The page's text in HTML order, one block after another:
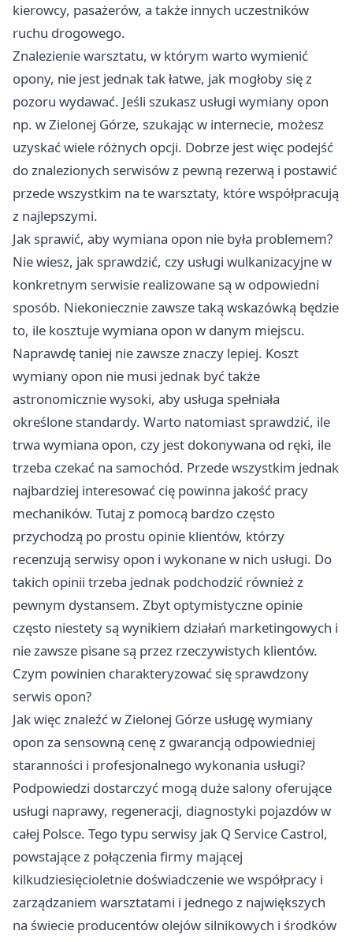
kierowcy, pasażerów, a także innych uczestników
ruchu drogowego.
Znalezienie warsztatu, w którym warto wymienić
opony, nie jest jednak tak łatwe, jak mogłoby się z
pozoru wydawać. Jeśli szukasz usługi wymiany opon
np. w Zielonej Górze, szukając w internecie, możesz
uzyskać wiele różnych opcji. Dobrze jest więc podejść
do znalezionych serwisów z pewną rezerwą i postawić
przede wszystkim na te warsztaty, które współpracują
z najlepszymi.
Jak sprawić, aby wymiana opon nie była problemem?
Nie wiesz, jak sprawdzić, czy usługi wulkanizacyjne w
konkretnym serwisie realizowane są w odpowiedni
sposób. Niekoniecznie zawsze taką wskazówką będzie
to, ile kosztuje wymiana opon w danym miejscu.
Naprawdę taniej nie zawsze znaczy lepiej. Koszt
wymiany opon nie musi jednak być także
astronomicznie wysoki, aby usługa spełniała
określone standardy. Warto natomiast sprawdzić, ile
trwa wymiana opon, czy jest dokonywana od ręki, ile
trzeba czekać na samochód. Przede wszystkim jednak
najbardziej interesować cię powinna jakość pracy
mechaników. Tutaj z pomocą bardzo często
przychodzą po prostu opinie klientów, którzy
recenzują serwisy opon i wykonane w nich usługi. Do
takich opinii trzeba jednak podchodzić również z
pewnym dystansem. Zbyt optymistyczne opinie
często niestety są wynikiem działań marketingowych i
nie zawsze pisane są przez rzeczywistych klientów.
Czym powinien charakteryzować się sprawdzony
serwis opon?
Jak więc znaleźć w Zielonej Górze usługę wymiany
opon za sensowną cenę z gwarancją odpowiedniej
staranności i profesjonalnego wykonania usługi?
Podpowiedzi dostarczyć mogą duże salony oferujące
usługi naprawy, regeneracji, diagnostyki pojazdów w
całej Polsce. Tego typu serwisy jak Q Service Castrol,
powstające z połączenia firmy mającej
kilkudziesięcioletnie doświadczenie we współpracy i
zarządzaniem warsztatami i jednego z największych
na świecie producentów olejów silnikowych i środków